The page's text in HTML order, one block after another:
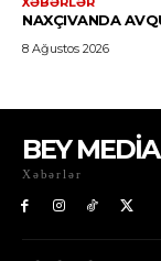
BEY MEDİA
Xəbərlər